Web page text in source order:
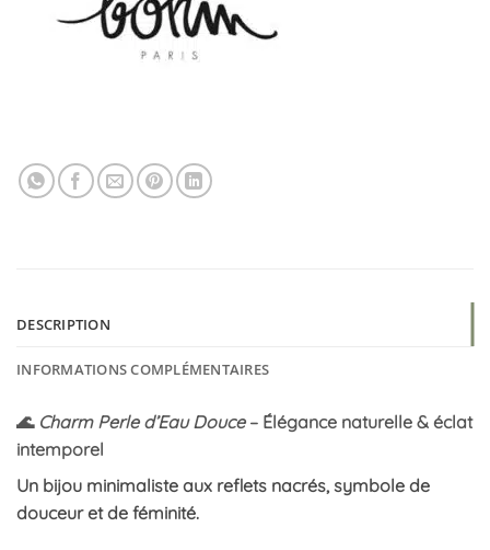
DESCRIPTION
INFORMATIONS COMPLÉMENTAIRES
🌊 Charm Perle d’Eau Douce– Élégance naturelle & éclat
intemporel
Un bijou minimaliste aux reflets nacrés, symbole de
douceur et de féminité.